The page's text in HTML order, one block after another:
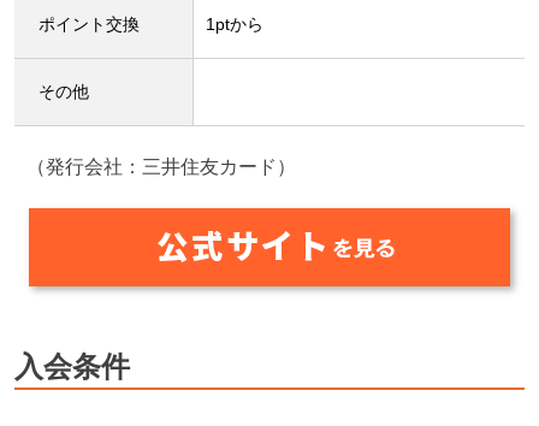
ポイント交換 1ptから
その他
（発行会社：三井住友カード）
入会条件